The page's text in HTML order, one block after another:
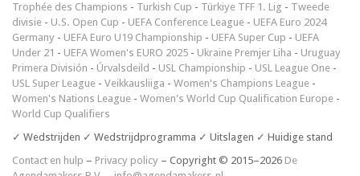
Trophée des Champions - Turkish Cup - Türkiye TFF 1. Lig - Tweede
divisie - U.S. Open Cup - UEFA Conference League - UEFA Euro 2024
Germany - UEFA Euro U19 Championship - UEFA Super Cup - UEFA
Under 21 - UEFA Women's EURO 2025 - Ukraine Premjer Liha - Uruguay
Primera División - Úrvalsdeild - USL Championship - USL League One -
USL Super League - Veikkausliiga - Women's Champions League -
Women's Nations League - Women's World Cup Qualification Europe -
World Cup Qualifiers
✓ Wedstrijden ✓ Wedstrijdprogramma ✓ Uitslagen ✓ Huidige stand
Contact en hulp – Privacy policy – Copyright © 2015–2026 De